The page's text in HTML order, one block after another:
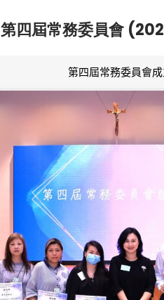
第四屆常務委員會
第四屆常務委員會成